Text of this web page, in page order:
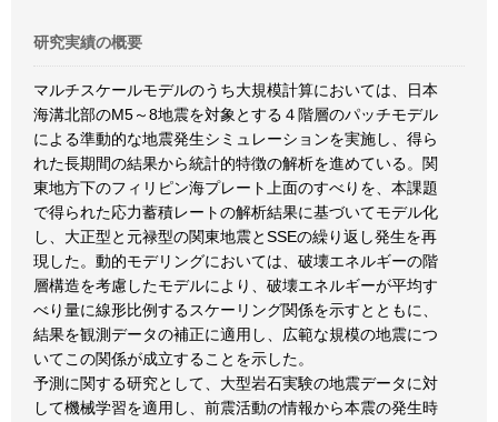
研究実績の概要
マルチスケールモデルのうち大規模計算においては、日本
海溝北部のM5～8地震を対象とする４階層のパッチモデル
による準動的な地震発生シミュレーションを実施し、得ら
れた長期間の結果から統計的特徴の解析を進めている。関
東地方下のフィリピン海プレート上面のすべりを、本課題
で得られた応力蓄積レートの解析結果に基づいてモデル化
し、大正型と元禄型の関東地震とSSEの繰り返し発生を再
現した。動的モデリングにおいては、破壊エネルギーの階
層構造を考慮したモデルにより、破壊エネルギーが平均す
べり量に線形比例するスケーリング関係を示すとともに、
結果を観測データの補正に適用し、広範な規模の地震につ
いてこの関係が成立することを示した。
予測に関する研究として、大型岩石実験の地震データに対
して機械学習を適用し、前震活動の情報から本震の発生時